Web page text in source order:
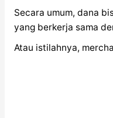
Secara umum, dana
yang berkerja sama
Atau istilahnya,